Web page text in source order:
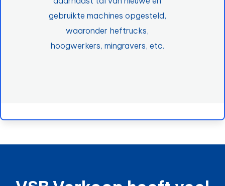
gebruikte machines opgesteld,
waaronder heftrucks,
hoogwerkers, mingravers, etc.